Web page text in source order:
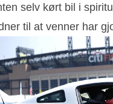
selv kørt bil i
til at venner har